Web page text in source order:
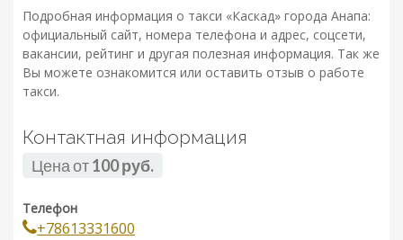
Подробная информация о такси «Каскад» города Анапа:
официальный сайт, номера телефона и адрес, соцсети,
вакансии, рейтинг и другая полезная информация. Так же
Вы можете ознакомится или оставить отзыв о работе
такси.
Контактная информация
Цена от100 руб.
Телефон
+78613331600